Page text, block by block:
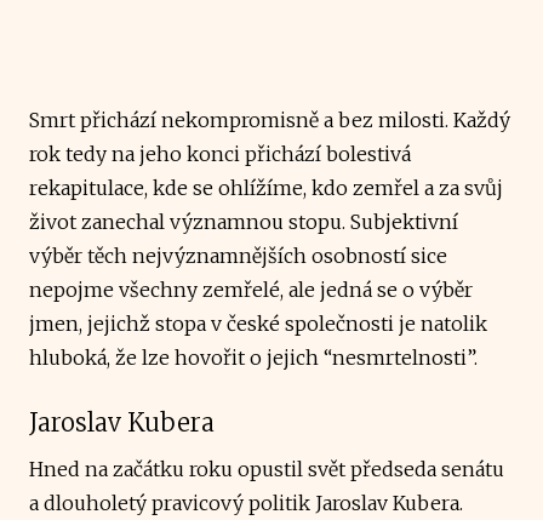
Smrt přichází nekompromisně a bez milosti. Každý
rok tedy na jeho konci přichází bolestivá
rekapitulace, kde se ohlížíme, kdo zemřel a za svůj
život zanechal významnou stopu. Subjektivní
výběr těch nejvýznamnějších osobností sice
nepojme všechny zemřelé, ale jedná se o výběr
jmen, jejichž stopa v české společnosti je natolik
hluboká, že lze hovořit o jejich “nesmrtelnosti”.
Jaroslav Kubera
Hned na začátku roku opustil svět předseda senátu
a dlouholetý pravicový politik Jaroslav Kubera.